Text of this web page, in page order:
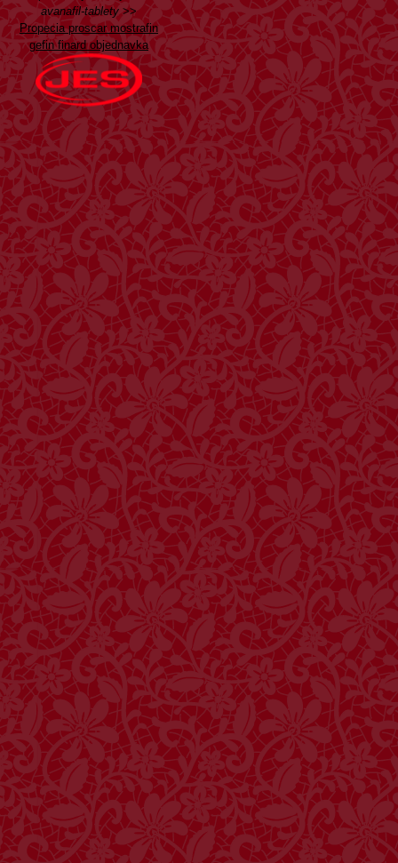
avanafil-tablety>>
Propecia proscar mostrafin
gefin finard objednavka